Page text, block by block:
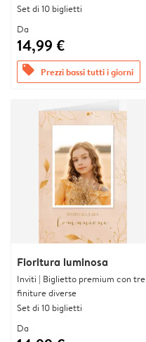
Set di 10 biglietti
Da
14,99 €
offers Prezzi bassi tutti i giorni
Fioritura luminosa
Inviti | Biglietto premium con tre
finiture diverse
Set di 10 biglietti
Da